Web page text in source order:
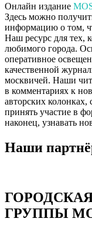
Онлайн издание
Здесь можно
информацию о том,
Наш ресурс для тех,
любимого города.
оперативное
качественной
москвичей. Наши
в комментариях к
авторских
принять участие в
наконец, узнавать
Наши
ГРУППЫ